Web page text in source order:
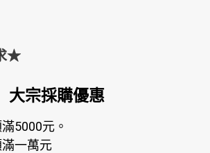
★
大宗採購優惠
5000元。
一萬元